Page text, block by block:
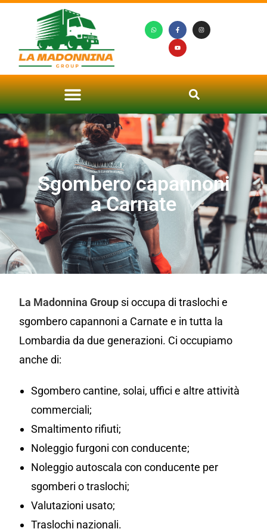
Sgombero capannoni
a Carnate
La Madonnina Group si occupa di traslochi e
sgombero capannoni a Carnate e in tutta la
Lombardia da due generazioni. Ci occupiamo
anche di:
Sgombero cantine, solai, uffici e altre attività
commerciali;
Smaltimento rifiuti;
Noleggio furgoni con conducente;
Noleggio autoscala con conducente per
sgomberi o traslochi;
Valutazioni usato;
Traslochi nazionali.